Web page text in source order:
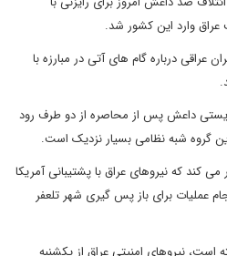
عراق وارد این کشور شد.
عراقی درباره گام های آتی در مبارزه با
داعش پس از محاصره از دو طرف رود
گروه شبه نظامی بسیار نزدیک است.
می کند که نیروهای عراق با پشتیبانی آمریکا
عملیات برای باز پس گیری شهر تلعفر
است، نیروهای امنیتی عراق از یکشنبه